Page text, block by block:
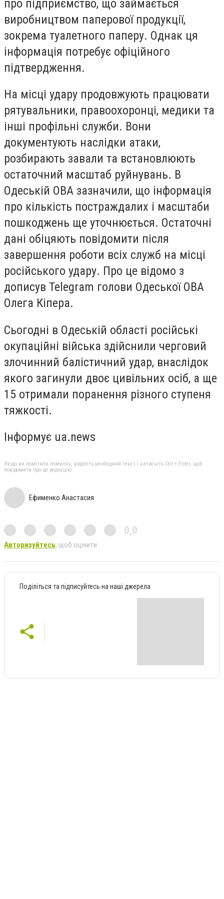
про підприємство, що займається
виробництвом паперової продукції,
зокрема туалетного паперу. Однак ця
інформація потребує офіційного
підтвердження.
На місці удару продовжують працювати
рятувальники, правоохоронці, медики та
інші профільні служби. Вони
документують наслідки атаки,
розбирають завали та встановлюють
остаточний масштаб руйнувань. В
Одеській ОВА зазначили, що інформація
про кількість постраждалих і масштаби
пошкоджень ще уточнюється. Остаточні
дані обіцяють повідомити після
завершення роботи всіх служб на місці
російського удару. Про це відомо з
дописув Telegram голови Одеської ОВА
Олега Кіпера.
Сьогодні в Одеській області російські
окупаційні війська здійснили черговий
злочинний балістичний удар, внаслідок
якого загинули двоє цивільних осіб, а ще
15 отримали поранення різного ступеня
тяжкості.
Інформує ua.news
Якщо ви помітили помилку, виділіть необхідний текст і натисніть Ctrl + Enter, щоб
повідомити про це редакцію
Ефименко Анастасия
0,0
Авторизуйтесь, щоб оцінити
Поділіться та підписуйтесь на наші джерела